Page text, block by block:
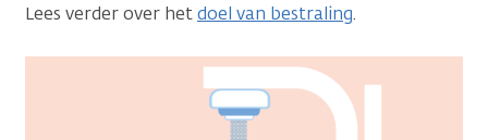
Lees verder over hetdoel van bestraling.